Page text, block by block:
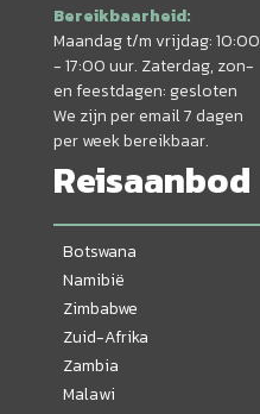
Bereikbaarheid:
Maandag t/m vrijdag: 10:00
- 17:00 uur. Zaterdag, zon-
en feestdagen: gesloten
We zijn per email 7 dagen
per week bereikbaar.
Reisaanbod
Botswana
Namibië
Zimbabwe
Zuid-Afrika
Zambia
Malawi